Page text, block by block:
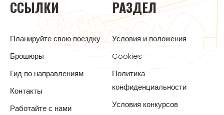
ССЫЛКИ
Планируйте свою поездку
Брошюры
Гид по направлениям
Контакты
Работайте с нами
РАЗДЕЛ
Условия и положения
Cookies
Политика
конфиденциальности
Условия конкурсов